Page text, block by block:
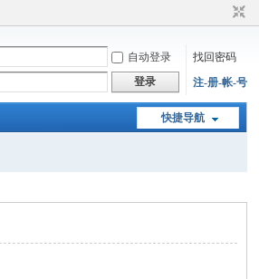
自动登录
找回密码
登录 注-册-帐-号
快捷导航